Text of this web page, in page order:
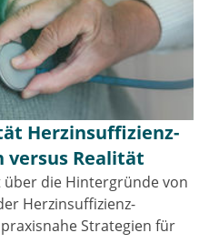
Herzinsuffizienz-
versus Realität
über die Hintergründe von
Herzinsuffizienz-
Strategien für